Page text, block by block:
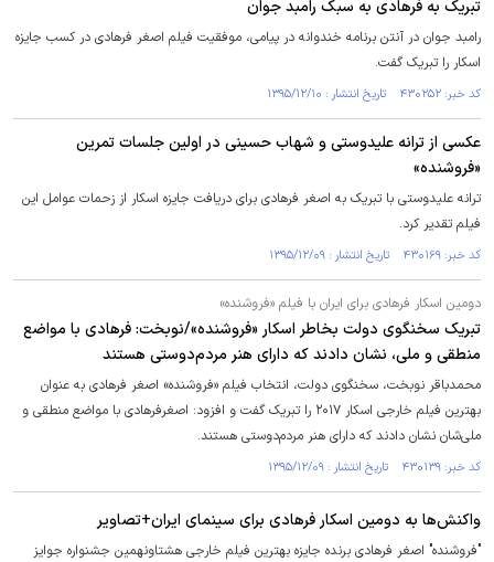
تبریک به فرهادی به سبک رامبد جوان
رامبد جوان در آنتن برنامه خندوانه در پیامی،‌ موفقیت فیلم اصغر فرهادی در کسب جایزه
اسکار را تبریک گفت.
کد خبر: ۴۳۰۲۵۲ تاریخ انتشار : ۱۳۹۵/۱۲/۱۰
عکسی از ترانه علیدوستی و شهاب حسینی در اولین جلسات تمرین
«فروشنده»
ترانه علیدوستی با تبریک به اصغر فرهادی برای دریافت جایزه اسکار از زحمات عوامل این
فیلم تقدیر کرد.
کد خبر: ۴۳۰۱۶۹ تاریخ انتشار : ۱۳۹۵/۱۲/۰۹
دومین اسکار فرهادی برای ایران با فیلم «فروشنده»
تبریک‌ سخنگوی‌ دولت‌ بخاطر اسکار «فروشنده»‌/نوبخت:‌ فرهادی با مواضع
منطقی‌ و ملی‌، نشان دادند که دارای هنر مردم‌دوستی هستند
محمدباقر نوبخت، سخنگوی دولت، انتخاب فیلم «فروشنده» اصغر فرهادی به عنوان
بهترین فیلم خارجی اسکار ۲۰۱۷ را تبریک گفت و افزود: اصغرفرهادی با مواضع منطقی و
ملی‌شان نشان دادند که دارای هنر مردم‌دوستی هستند.
کد خبر: ۴۳۰۱۳۹ تاریخ انتشار : ۱۳۹۵/۱۲/۰۹
واکنش‌ها به دومین اسکار فرهادی برای سینمای ایران+تصاویر
"فروشنده" اصغر فرهادی برنده جایزه بهترین فیلم خارجی هشتاونهمین جشنواره جوایز